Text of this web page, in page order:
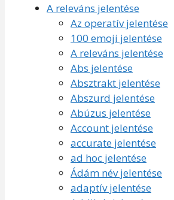
A releváns jelentése
Az operatív jelentése
100 emoji jelentése
A releváns jelentése
Abs jelentése
Absztrakt jelentése
Abszurd jelentése
Abúzus jelentése
Account jelentése
accurate jelentése
ad hoc jelentése
Ádám név jelentése
adaptív jelentése